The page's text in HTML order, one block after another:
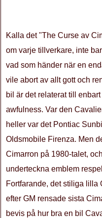
Kalla det "The Curse av
om varje tillverkare, inte
vad som händer när en
vile abort av allt gott och
bil är det relaterat till
awfulness. Var den
heller var det Pontiac
Oldsmobile Firenza. Men
Cimarron på 1980-talet,
underteckna emblem
Fortfarande, det stiliga lilla
efter GM rensade sista
bevis på hur bra en bil